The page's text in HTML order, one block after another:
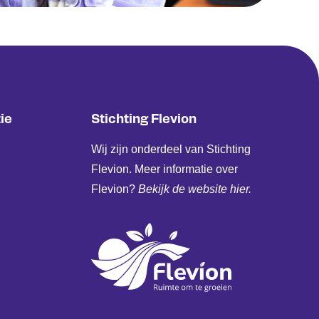
Stichting Flevion
Wij zijn onderdeel van Stichting
Flevion. Meer informatie over
Flevion?Bekijk de website hier.